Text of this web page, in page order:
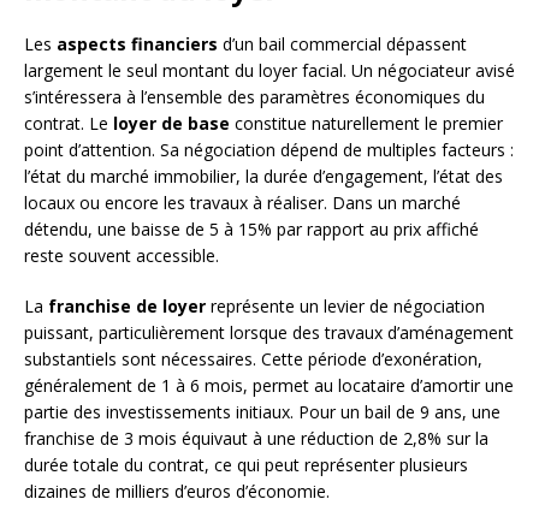
Les aspects financiers d’un bail commercial dépassent
largement le seul montant du loyer facial. Un négociateur avisé
s’intéressera à l’ensemble des paramètres économiques du
contrat. Le loyer de base constitue naturellement le premier
point d’attention. Sa négociation dépend de multiples facteurs :
l’état du marché immobilier, la durée d’engagement, l’état des
locaux ou encore les travaux à réaliser. Dans un marché
détendu, une baisse de 5 à 15% par rapport au prix affiché
reste souvent accessible.
La franchise de loyer représente un levier de négociation
puissant, particulièrement lorsque des travaux d’aménagement
substantiels sont nécessaires. Cette période d’exonération,
généralement de 1 à 6 mois, permet au locataire d’amortir une
partie des investissements initiaux. Pour un bail de 9 ans, une
franchise de 3 mois équivaut à une réduction de 2,8% sur la
durée totale du contrat, ce qui peut représenter plusieurs
dizaines de milliers d’euros d’économie.